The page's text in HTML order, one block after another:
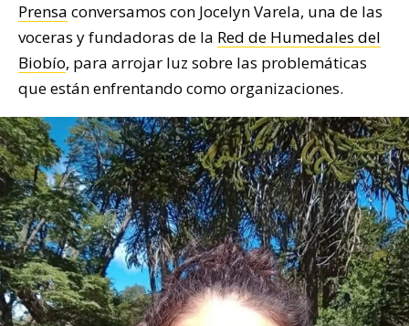
Prensa conversamos con Jocelyn Varela, una de las
voceras y fundadoras de la Red de Humedales del
Biobío, para arrojar luz sobre las problemáticas
que están enfrentando como organizaciones.